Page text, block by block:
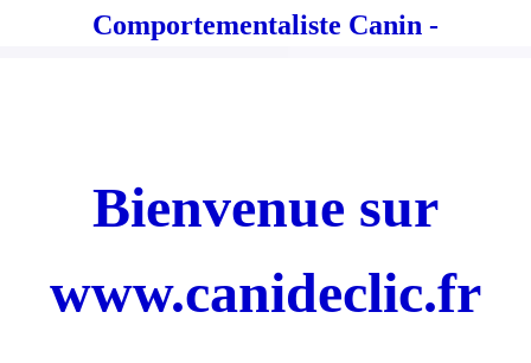
Comportementaliste Canin -
Bienvenue sur
www.canideclic.fr